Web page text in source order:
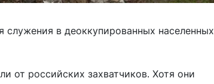
служения в деоккупированных населенных
от российских захватчиков. Хотя они